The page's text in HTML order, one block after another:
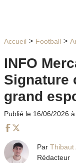
Accueil Football
INFO
Signature
grand
Publié le 16/06/2026
Par Thibaut
Rédacteur